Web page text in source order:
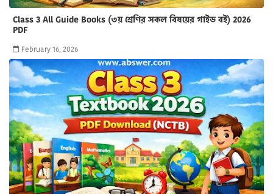
Class 3 All Guide Books (৩য় শ্রেণির সকল বিষয়ের গাইড বই) 2026
PDF
February 16, 2026